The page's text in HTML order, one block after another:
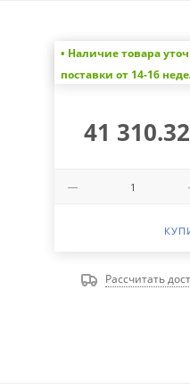
• Наличие товара
поставки от 14-16
41 310.32
Рассчитать